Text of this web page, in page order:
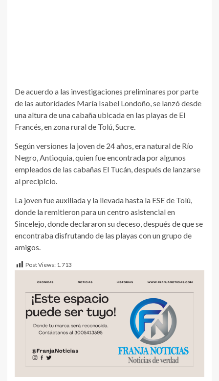
De acuerdo a las investigaciones preliminares por parte
de las autoridades María Isabel Londoño, se lanzó desde
una altura de una cabaña ubicada en las playas de El
Francés, en zona rural de Tolú, Sucre.
Según versiones la joven de 24 años, era natural de Río
Negro, Antioquia, quien fue encontrada por algunos
empleados de las cabañas El Tucán, después de lanzarse
al precipicio.
La joven fue auxiliada y la llevada hasta la ESE de Tolú,
donde la remitieron para un centro asistencial en
Sincelejo, donde declararon su deceso, después de que se
encontraba disfrutando de las playas con un grupo de
amigos.
Post Views: 1.713